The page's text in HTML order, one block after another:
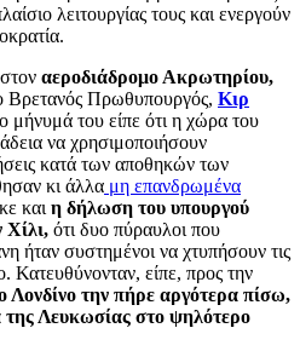
λειτουργίας τους και ενεργούν
αεροδιάδρομο Ακρωτηρίου,
Βρετανός Πρωθυπουργός, Κιρ
μήνυμά του είπε ότι η χώρα του
να χρησιμοποιήσουν
κατά των αποθηκών των
κι άλλα μη επανδρωμένα
και η δήλωση του υπουργού
Χίλι, ότι δυο πύραυλοι που
ήταν συστημένοι να χτυπήσουν τις
Κατευθύνονταν, είπε, προς την
Λονδίνο την πήρε αργότερα πίσω,
της Λευκωσίας στο ψηλότερο